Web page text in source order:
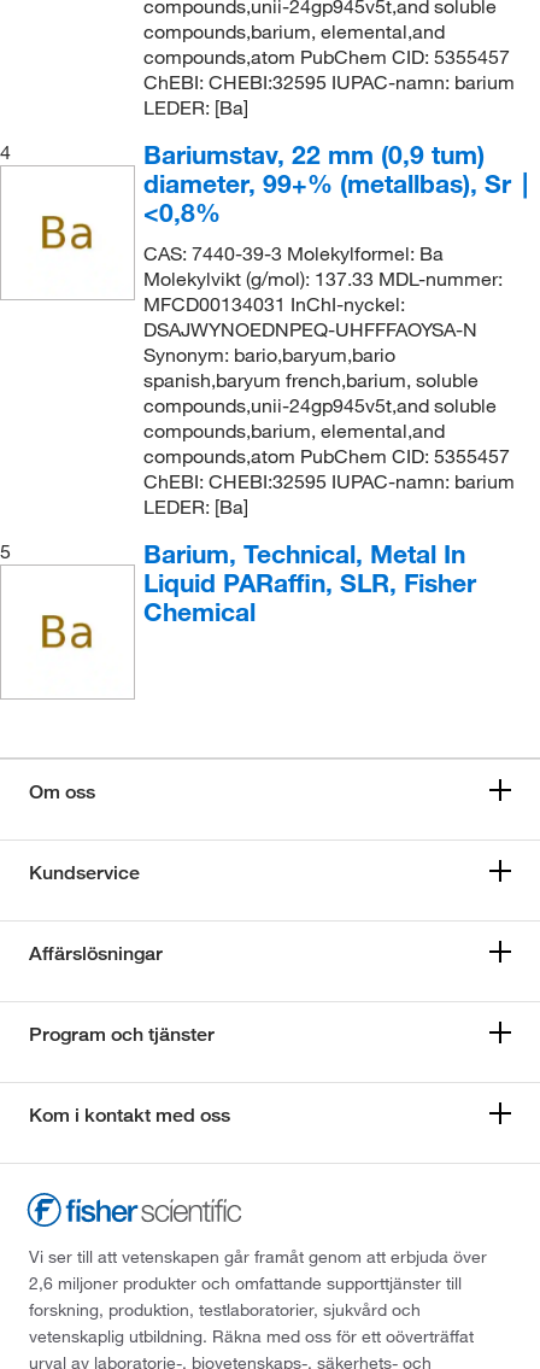
compounds,unii-24gp945v5t,and soluble
compounds,barium, elemental,and
compounds,atom PubChem CID: 5355457
ChEBI: CHEBI:32595 IUPAC-namn: barium
LEDER: [Ba]
4
Bariumstav, 22 mm (0,9 tum)
diameter, 99+% (metallbas), Sr ∣
<0,8%
CAS: 7440-39-3 Molekylformel: Ba
Molekylvikt (g/mol): 137.33 MDL-nummer:
MFCD00134031 InChI-nyckel:
DSAJWYNOEDNPEQ-UHFFFAOYSA-N
Synonym: bario,baryum,bario
spanish,baryum french,barium, soluble
compounds,unii-24gp945v5t,and soluble
compounds,barium, elemental,and
compounds,atom PubChem CID: 5355457
ChEBI: CHEBI:32595 IUPAC-namn: barium
LEDER: [Ba]
5
Barium, Technical, Metal In
Liquid PARaffin, SLR, Fisher
Chemical
Om oss
Kundservice
Affärslösningar
Program och tjänster
Kom i kontakt med oss
Vi ser till att vetenskapen går framåt genom att erbjuda över
2,6 miljoner produkter och omfattande supporttjänster till
forskning, produktion, testlaboratorier, sjukvård och
vetenskaplig utbildning. Räkna med oss för ett oöverträffat
urval av laboratorie-, biovetenskaps-, säkerhets- och